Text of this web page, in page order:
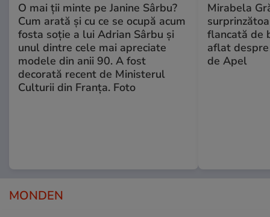
O mai ții minte pe Janine Sârbu?
Cum arată și cu ce se ocupă acum
fosta soție a lui Adrian Sârbu și
unul dintre cele mai apreciate
modele din anii 90. A fost
decorată recent de Ministerul
Culturii din Franța. Foto
Mirabela
flancată de
aflat
de Apel
MONDEN